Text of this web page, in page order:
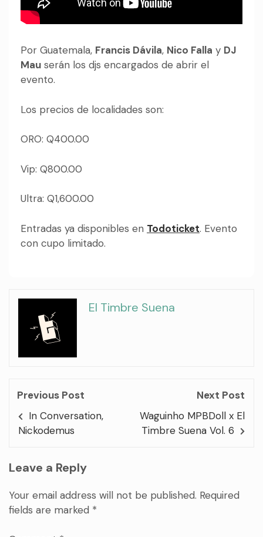
Por Guatemala, Francis Dávila, Nico Falla y DJ
Mau serán los djs encargados de abrir el
evento.
Los precios de localidades son:
ORO: Q400.00
Vip: Q800.00
Ultra: Q1,600.00
Entradas ya disponibles en Todoticket. Evento
con cupo limitado.
El Timbre Suena
Previous Post
In Conversation,
Nickodemus
Next Post
Waguinho MPBDoll x El
Timbre Suena Vol. 6
Leave a Reply
Your email address will not be published. Required
fields are marked *